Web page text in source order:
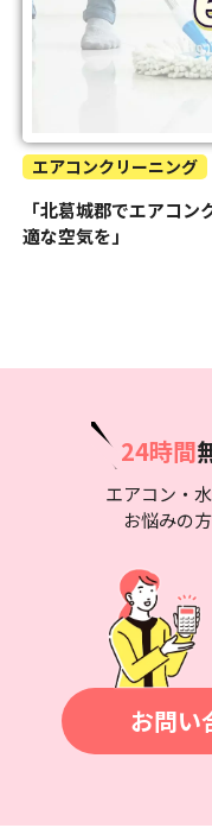
エアコンクリーニング
「北葛城郡でエアコ
適な空気を」
24時間
エアコン・
お悩みの
お問い